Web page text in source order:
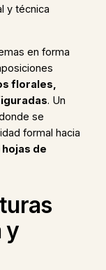
y técnica
en forma
florales,
. Un
se
formal hacia
hojas de
y